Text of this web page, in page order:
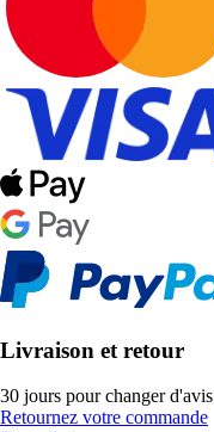
Livraison et retour
30 jours pour changer d'avis
Retournez votre commande